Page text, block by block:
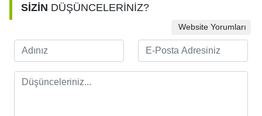
SİZİN DÜŞÜNCELERİNİZ?
Website Yorumları